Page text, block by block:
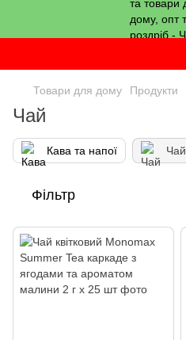
Товари для дому Продукти
Чай
Кава та напої Чай
Фільтр